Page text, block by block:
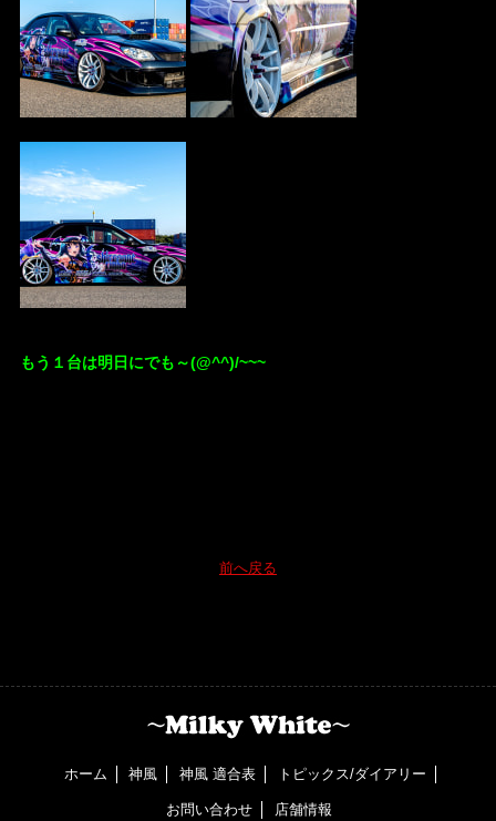
もう１台は明日にでも～(@^^)/~~~
前へ戻る
ホーム 神風 神風 適合表 トピックス/ダイアリー
お問い合わせ 店舗情報